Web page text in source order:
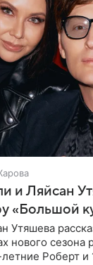
и Ляйсан
«Большой
Утяшева
нового сезона
Роберт и